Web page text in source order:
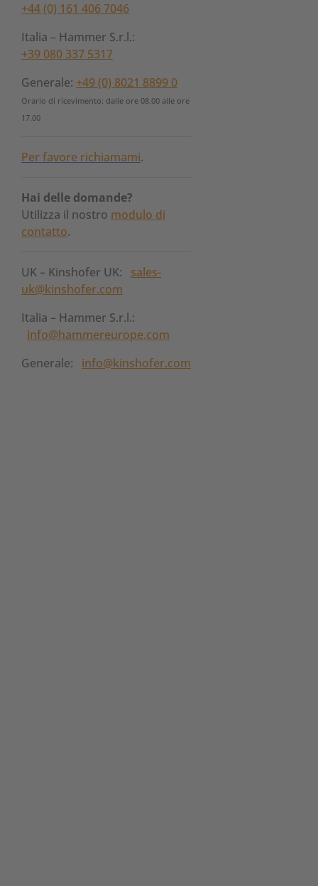
+44 (0) 161 406 7046
Italia – Hammer S.r.l.:
+39 080 337 5317
Generale: +49 (0) 8021 8899 0
Orario di ricevimento: dalle ore 08.00 alle ore
17.00
Per favore richiamami.
Hai delle domande?
Utilizza il nostro modulo di
contatto.
UK – Kinshofer UK: sales-
uk@kinshofer.com
Italia – Hammer S.r.l.:
info@hammereurope.com
Generale: info@kinshofer.com